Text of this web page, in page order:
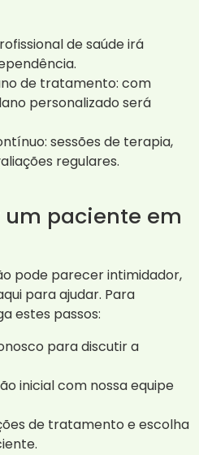
de saúde irá
de tratamento: com
personalizado será
sessões de terapia,
regulares.
paciente em
pode parecer intimidador,
para ajudar. Para
estes passos:
para discutir a
inicial com nossa equipe
de tratamento e escolha